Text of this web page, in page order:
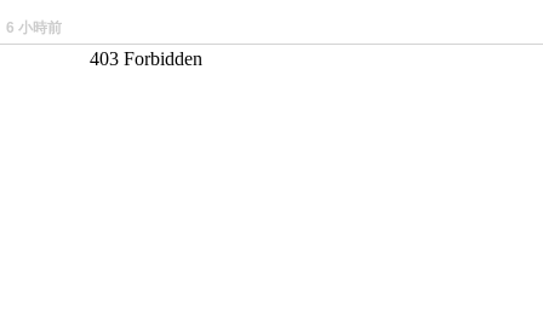
6 小時前